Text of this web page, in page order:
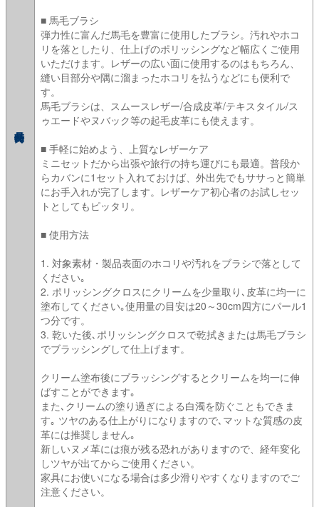
■ 馬毛ブラシ
弾力性に富んだ馬毛を豊富に使用したブラシ。汚れやホコ
リを落としたり、仕上げのポリッシングなど幅広くご使用
いただけます。レザーの広い面に使用するのはもちろん、
縫い目部分や隅に溜まったホコリを払うなどにも便利で
す。
馬毛ブラシは、スムースレザー/合成皮革/テキスタイル/ス
ゥエードやヌバック等の起毛皮革にも使えます。
■ 手軽に始めよう、上質なレザーケア
ミニセットだから出張や旅行の持ち運びにも最適。普段か
らカバンに1セット入れておけば、外出先でもササっと簡単
にお手入れが完了します。レザーケア初心者のお試しセッ
トとしてもピッタリ。
■ 使用方法
1. 対象素材・製品表面のホコリや汚れをブラシで落として
ください｡
2. ポリッシングクロスにクリームを少量取り､皮革に均一に
塗布してください｡使用量の目安は20～30cm四方にパール1
つ分です。
3. 乾いた後､ポリッシングクロスで乾拭きまたは馬毛ブラシ
でブラッシングして仕上げます。
クリーム塗布後にブラッシングするとクリームを均一に伸
ばすことができます｡
また､クリームの塗り過ぎによる白濁を防ぐこともできま
す｡ ツヤのある仕上がりになりますので､マットな質感の皮
革には推奨しません｡
新しいヌメ革には痕が残る恐れがありますので、経年変化
しツヤが出てからご使用ください。
家具にお使いになる場合は多少滑りやすくなりますのでご
注意ください。